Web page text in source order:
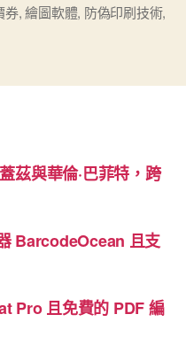
紋
做
券,繪圖軟體, 防偽印刷技術,
茲與華倫·巴菲特，跨
BarcodeOcean 且支
Pro 且免費的 PDF 編